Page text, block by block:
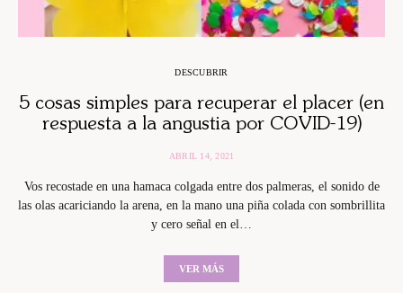
DESCUBRIR
5 cosas simples para recuperar el placer (en
respuesta a la angustia por COVID-19)
ABRIL 14, 2021
Vos recostade en una hamaca colgada entre dos palmeras, el sonido de
las olas acariciando la arena, en la mano una piña colada con sombrillita
y cero señal en el…
VER MÁS